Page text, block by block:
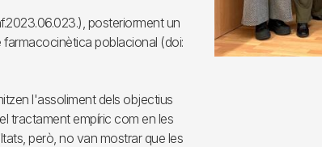
posteriorment un
farmacocinètica poblacional (doi:
l'assoliment dels objectius
tractament empíric com en les
però, no van mostrar que les